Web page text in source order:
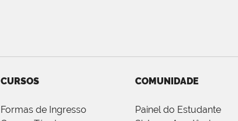
CURSOS
Formas de Ingresso
COMUNIDADE
Painel do Estudante